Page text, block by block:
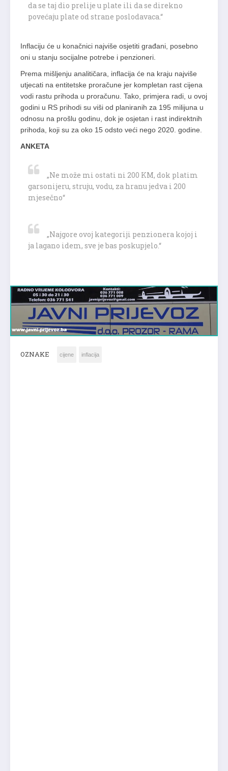
da se taj dio prelije u plate ili da se direkno
povećaju plate od strane poslodavaca.“
Inflaciju će u konačnici najviše osjetiti građani, posebno
oni u stanju socijalne potrebe i penzioneri.
Prema mišljenju analitičara, inflacija će na kraju najviše
utjecati na entitetske proračune jer kompletan rast cijena
vodi rastu prihoda u proračunu. Tako, primjera radi, u ovoj
godini u RS prihodi su viši od planiranih za 195 milijuna u
odnosu na prošlu godinu, dok je osjetan i rast indirektnih
prihoda, koji su za oko 15 odsto veći nego 2020. godine.
ANKETA
„Ne može mi ostati ni 200 KM, dok platim
garsonijeru, struju, vodu, za hranu jedva i 200
mjesečno“
„Najgore ovoj kategoriji penzionera kojoj i
ja lagano idem, sve je bas poskupjelo.“
OZNAKE cijene inflacija